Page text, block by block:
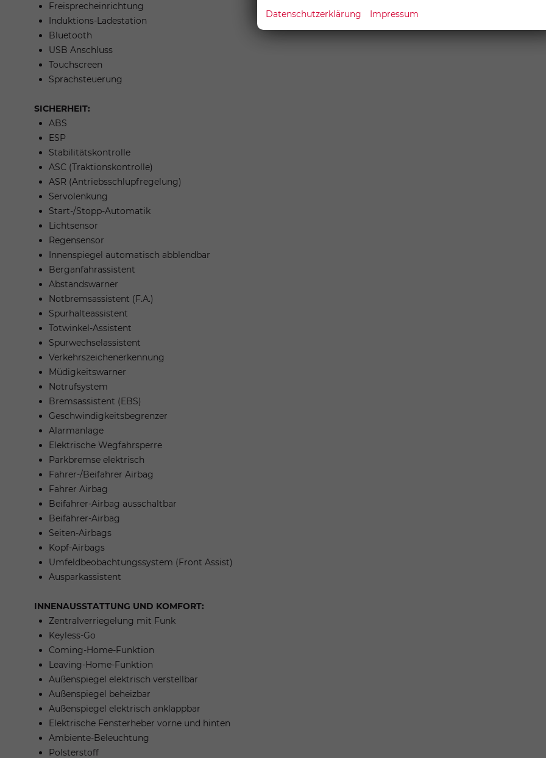
Freisprecheinrichtung
Induktions-Ladestation
Bluetooth
USB Anschluss
Touchscreen
Sprachsteuerung
SICHERHEIT:
ABS
ESP
Stabilitätskontrolle
ASC (Traktionskontrolle)
ASR (Antriebsschlupfregelung)
Servolenkung
Start-/Stopp-Automatik
Lichtsensor
Regensensor
Innenspiegel automatisch abblendbar
Berganfahrassistent
Abstandswarner
Notbremsassistent (F.A.)
Spurhalteassistent
Totwinkel-Assistent
Spurwechselassistent
Verkehrszeichenerkennung
Müdigkeitswarner
Notrufsystem
Bremsassistent (EBS)
Geschwindigkeitsbegrenzer
Alarmanlage
Elektrische Wegfahrsperre
Parkbremse elektrisch
Fahrer-/Beifahrer Airbag
Fahrer Airbag
Beifahrer-Airbag ausschaltbar
Beifahrer-Airbag
Seiten-Airbags
Kopf-Airbags
Umfeldbeobachtungssystem (Front Assist)
Ausparkassistent
INNENAUSSTATTUNG UND KOMFORT:
Zentralverriegelung mit Funk
Keyless-Go
Coming-Home-Funktion
Leaving-Home-Funktion
Außenspiegel elektrisch verstellbar
Außenspiegel beheizbar
Außenspiegel elektrisch anklappbar
Elektrische Fensterheber vorne und hinten
Ambiente-Beleuchtung
Polsterstoff
Datenschutzerklärung Impressum